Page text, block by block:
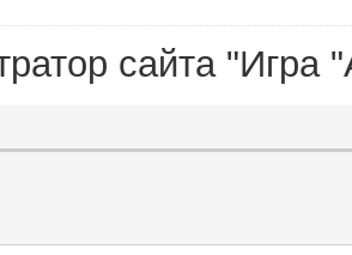
сайта "Игра